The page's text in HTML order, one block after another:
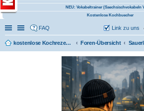
NEU: Vokabeltrainer (Saechsischvokabeln
Kostenlose Kochbuecher
Schnellzugriff
Linkliste
FAQ Link zu uns
kostenlose Kochrezepte und kostenlose Kochbücher Foren-Übersicht